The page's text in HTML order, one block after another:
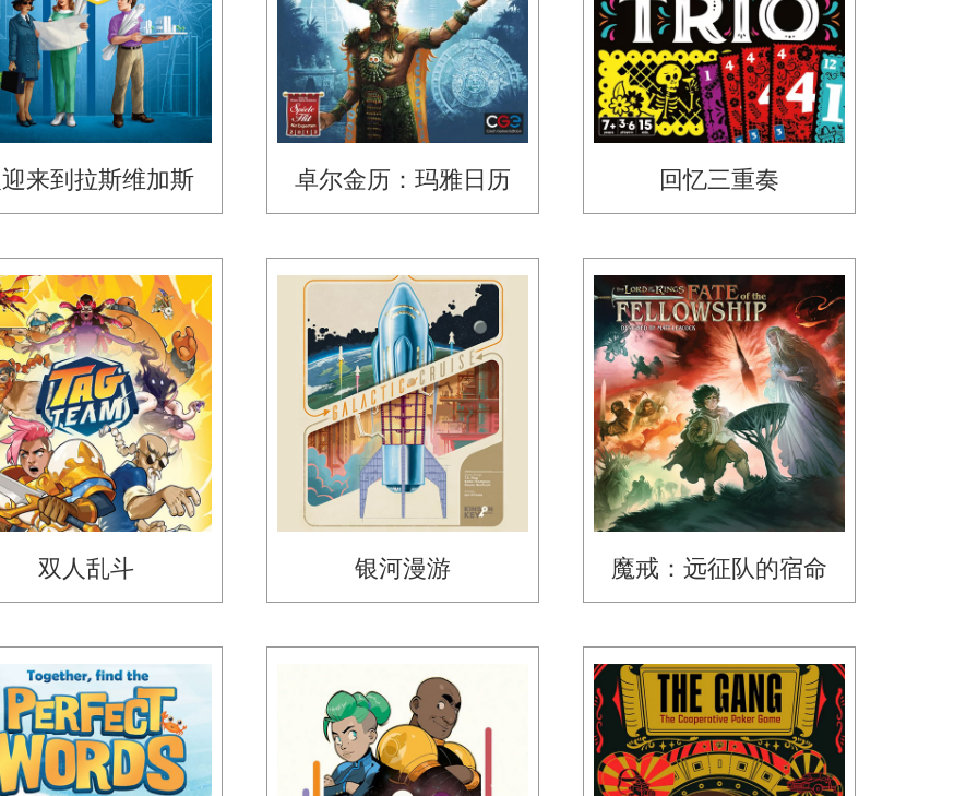
来到拉斯维加斯 卓尔金历：玛雅日历 回忆三重奏
双人乱斗 银河漫游 魔戒：远征队的宿命